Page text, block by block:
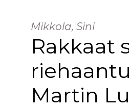
Mikkola, Sini
Rakkaat
Martin